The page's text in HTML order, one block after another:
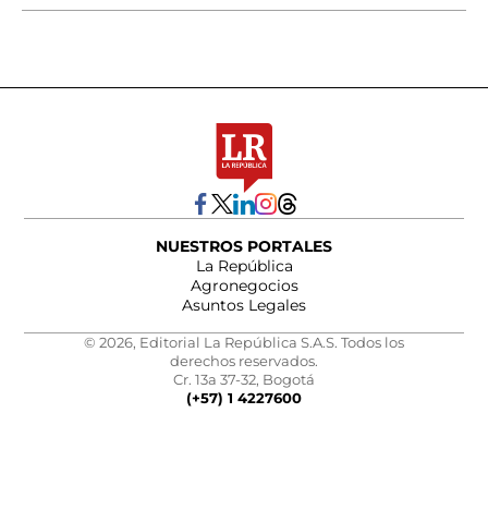
NUESTROS PORTALES
La República
Agronegocios
Asuntos Legales
© 2026, Editorial La República S.A.S. Todos los
derechos reservados.
Cr. 13a 37-32, Bogotá
(+57) 1 4227600